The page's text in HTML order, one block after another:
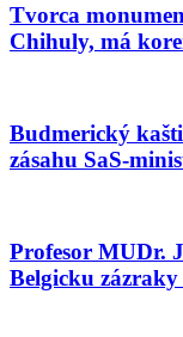
Tvorca
Chihuly, má
Budmerický
zásahu SaS-
Profesor MUDr.
Belgicku